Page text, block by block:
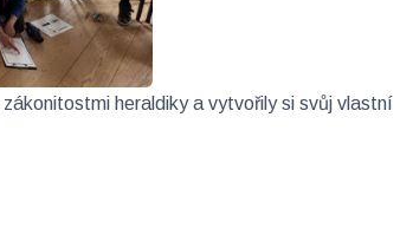
heraldiky a vytvořily si svůj vlastní